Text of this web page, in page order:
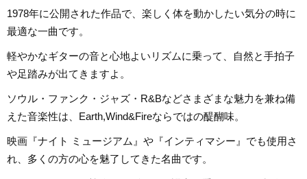
1978年に公開された作品で、楽しく体を動かしたい気分の時に
最適な一曲です。
軽やかなギターの音と心地よいリズムに乗って、自然と手拍子
や足踏みが出てきますよ。
ソウル・ファンク・ジャズ・R&Bなどさまざまな魅力を兼ね備
えた音楽性は、Earth,Wind&Fireならではの醍醐味。
映画『ナイト ミュージアム』や『インティマシー』でも使用さ
れ、多くの方の心を魅了してきた名曲です。